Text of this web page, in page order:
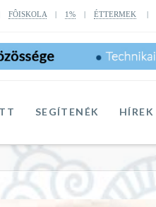
FÔISKOLA| 1%| ÉTTERMEK |
SEGÍTENÉK HÍREK